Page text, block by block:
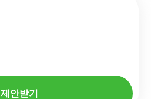
제안받기